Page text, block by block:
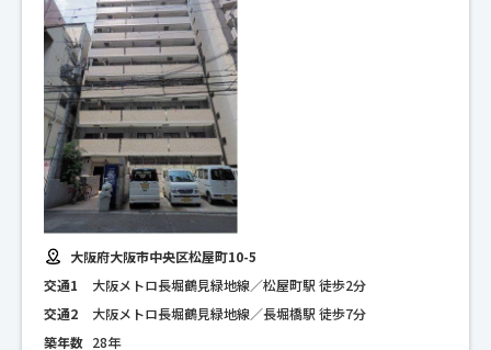
大阪府大阪市中央区松屋町10-5
交通1
大阪メトロ長堀鶴見緑地線／松屋町駅 徒歩2分
交通2
大阪メトロ長堀鶴見緑地線／長堀橋駅 徒歩7分
築年数 28年